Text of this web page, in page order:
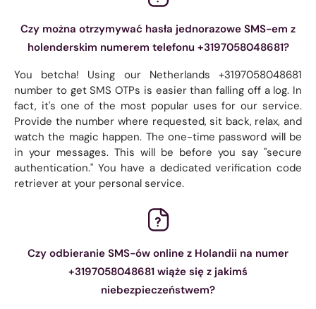
Czy można otrzymywać hasła jednorazowe SMS-em z
holenderskim numerem telefonu +3197058048681?
You betcha! Using our Netherlands +3197058048681
number to get SMS OTPs is easier than falling off a log. In
fact, it's one of the most popular uses for our service.
Provide the number where requested, sit back, relax, and
watch the magic happen. The one-time password will be
in your messages. This will be before you say "secure
authentication." You have a dedicated verification code
retriever at your personal service.
Czy odbieranie SMS-ów online z Holandii na numer
+3197058048681 wiąże się z jakimś
niebezpieczeństwem?